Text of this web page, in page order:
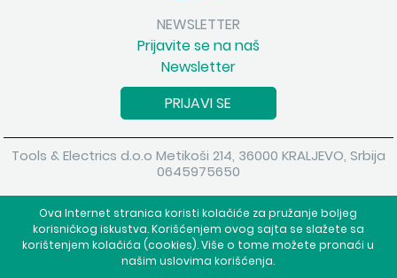
Ova Internet stranica koristi kolačiće za pružanje boljeg
korisničkog iskustva. Korišćenjem ovog sajta se slažete sa
korištenjem kolačića (cookies). Više o tome možete pronaći u
našim uslovima korišćenja.
NEWSLETTER
Prijavite se na naš
Newsletter
PRIJAVI SE
Tools & Electrics d.o.o Metikoši 214, 36000 KRALJEVO, Srbija
0645975650
Powered byshopen.com